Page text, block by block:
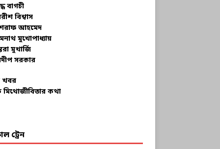
বাগচী
বিশ্বাস
আহমেদ
মুখোপাধ্যায়
মুখার্জি
সরকার
খবর
কথা
ট্রেন